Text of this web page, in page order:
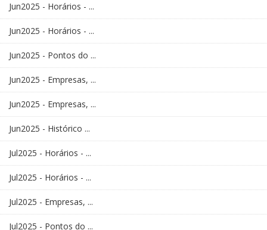
Jun2025 - Horários - ...
Jun2025 - Horários - ...
Jun2025 - Pontos do ...
Jun2025 - Empresas, ...
Jun2025 - Empresas, ...
Jun2025 - Histórico ...
Jul2025 - Horários - ...
Jul2025 - Horários - ...
Jul2025 - Empresas, ...
Jul2025 - Pontos do ...